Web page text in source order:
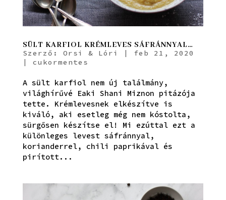
SÜLT KARFIOL KRÉMLEVES SÁFRÁNNYAL…
Szerző: Orsi & Lóri | feb 21, 2020
| cukormentes
A sült karfiol nem új találmány,
világhírűvé Eaki Shani Miznon pitázója
tette. Krémlevesnek elkészítve is
kiváló, aki esetleg még nem kóstolta,
sürgősen készítse el! Mi ezúttal ezt a
különleges levest sáfránnyal,
korianderrel, chili paprikával és
pirított...